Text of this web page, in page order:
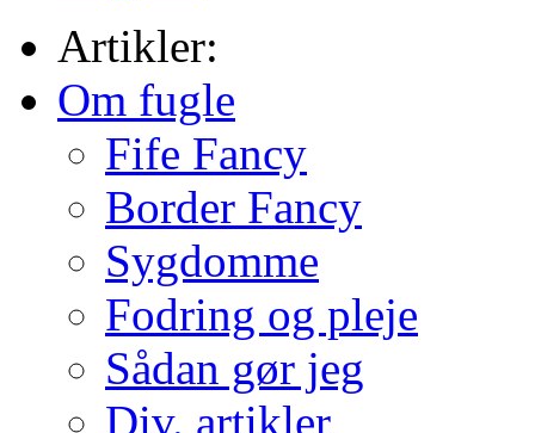
Artikler:
Om fugle
Fife Fancy
Border Fancy
Sygdomme
Fodring og pleje
Sådan gør jeg
Div. artikler